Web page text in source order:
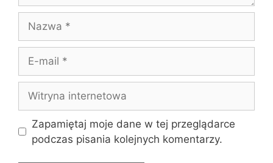
mail
internetowa
Zapamiętaj moje dane w tej przeglądarce
podczas pisania kolejnych komentarzy.